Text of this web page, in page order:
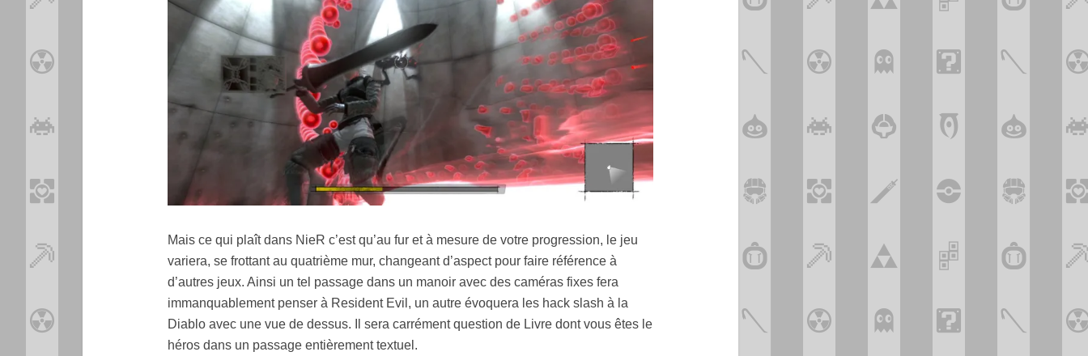
Mais ce qui plaît dans NieR c’est qu’au fur et à mesure de votre progression, le jeu
variera, se frottant au quatrième mur, changeant d’aspect pour faire référence à
d’autres jeux. Ainsi un tel passage dans un manoir avec des caméras fixes fera
immanquablement penser à Resident Evil, un autre évoquera les hack slash à la
Diablo avec une vue de dessus. Il sera carrément question de Livre dont vous êtes le
héros dans un passage entièrement textuel.